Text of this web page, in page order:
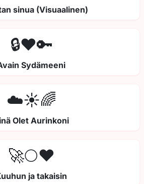
sinua (Visuaalinen)
🔒❤️🔑
Sydämeeni
☁️☀️🌈
Olet Aurinkoni
🚀🌕❤️
ja takaisin